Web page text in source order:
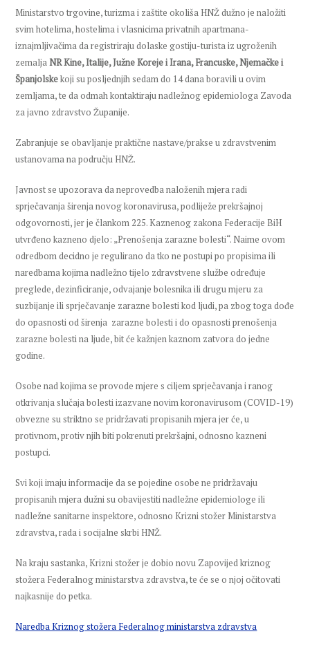
Ministarstvo trgovine, turizma i zaštite okoliša HNŽ dužno je naložiti
svim hotelima, hostelima i vlasnicima privatnih apartmana-
iznajmljivačima da registriraju dolaske gostiju-turista iz ugroženih
zemaljaNR Kine, Italije, Južne Koreje i Irana, Francuske, Njemačke i
Španjolskekoji su posljednjih sedam do 14 dana boravili u ovim
zemljama, te da odmah kontaktiraju nadležnog epidemiologa Zavoda
za javno zdravstvo Županije.
Zabranjuje se obavljanje praktične nastave/prakse u zdravstvenim
ustanovama na području HNŽ.
Javnost se upozorava da neprovedba naloženih mjera radi
sprječavanja širenja novog koronavirusa, podliježe prekršajnoj
odgovornosti, jer je člankom 225. Kaznenog zakona Federacije BiH
utvrđeno kazneno djelo: „Prenošenja zarazne bolesti“. Naime ovom
odredbom decidno je regulirano da tko ne postupi po propisima ili
naredbama kojima nadležno tijelo zdravstvene službe određuje
preglede, dezinficiranje, odvajanje bolesnika ili drugu mjeru za
suzbijanje ili sprječavanje zarazne bolesti kod ljudi, pa zbog toga dođe
do opasnosti od širenja zarazne bolesti i do opasnosti prenošenja
zarazne bolesti na ljude, bit će kažnjen kaznom zatvora do jedne
godine.
Osobe nad kojima se provode mjere s ciljem sprječavanja i ranog
otkrivanja slučaja bolesti izazvane novim koronavirusom (COVID-19)
obvezne su striktno se pridržavati propisanih mjera jer će, u
protivnom, protiv njih biti pokrenuti prekršajni, odnosno kazneni
postupci.
Svi koji imaju informacije da se pojedine osobe ne pridržavaju
propisanih mjera dužni su obavijestiti nadležne epidemiologe ili
nadležne sanitarne inspektore, odnosno Krizni stožer Ministarstva
zdravstva, rada i socijalne skrbi HNŽ.
Na kraju sastanka, Krizni stožer je dobio novu Zapovijed kriznog
stožera Federalnog ministarstva zdravstva, te će se o njoj očitovati
najkasnije do petka.
Naredba Kriznog stožera Federalnog ministarstva zdravstva